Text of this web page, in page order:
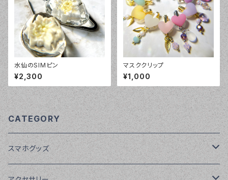
水仙のSIMピン
¥2,300
マスククリップ
¥1,000
CATEGORY
スマホグッズ